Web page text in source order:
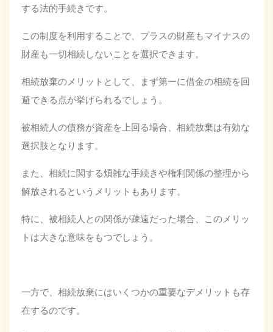
する法的手続きです。
この制度を利用することで、プラスの財産もマイナスの
財産も一切相続しないことを選択できます。
相続放棄のメリットとして、まず第一に借金の相続を回
避できる点が挙げられるでしょう。
被相続人の債務が資産を上回る場合、相続放棄は有効な
選択肢となります。
また、相続に関する煩雑な手続きや権利関係の整理から
解放されるというメリットもあります。
特に、被相続人との関係が疎遠だった場合、このメリッ
トは大きな意味をもつでしょう。
一方で、相続放棄にはいくつかの重要なデメリットも存
在するのです。